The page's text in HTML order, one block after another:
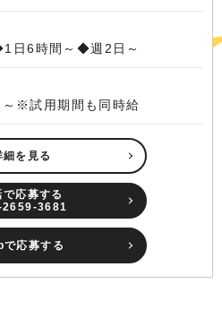
日6時間～◆週2日～
※試用期間も同時給
細を見る
で応募する
3681
で応募する